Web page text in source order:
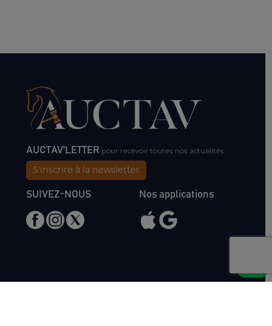
AUCTAV'LETTER pour recevoir toutes nos actualités
S'inscrire à la newsletter
SUIVEZ-NOUS Nos applications